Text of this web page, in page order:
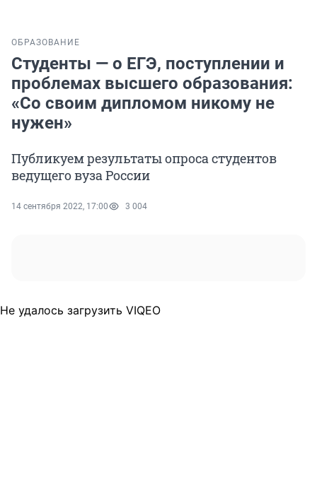
ОБРАЗОВАНИЕ
Студенты — о ЕГЭ, поступлении и
проблемах высшего образования:
«‎Со своим дипломом никому не
нужен»
Публикуем результаты опроса студентов
ведущего вуза России
14 сентября 2022, 17:00 3 004
Не удалось загрузить VIQEO